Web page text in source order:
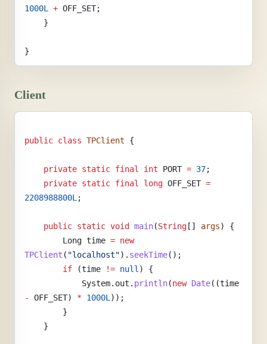
1000L
+ OFF_SET;
    }
}
Client
public class TPClient {
    private
static final int PORT = 37;
    private
static final long OFF_SET =
2208988800L ;
    public
static void main(String[] args) {
        Long
time = new
TPClient ( "localhost"). seekTime();
        if
(time != null ) {
            System.out.
println(new Date
((time
-
OFF_SET) * 1000L ));
        }
    }